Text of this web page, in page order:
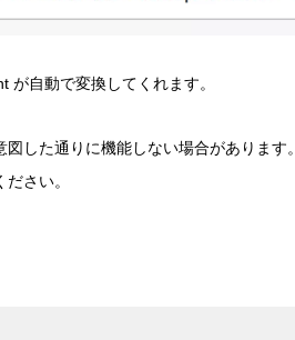
自動で変換してくれます。
した通りに機能しない場合があります。
ださい。